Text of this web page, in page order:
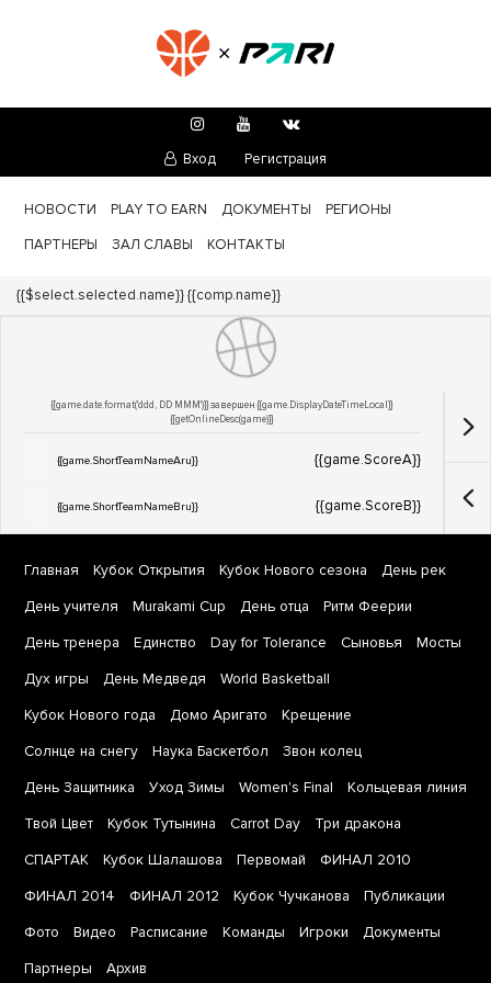
Вход Регистрация
НОВОСТИ PLAY TO EARN ДОКУМЕНТЫ
РЕГИОНЫ
ПАРТНЕРЫ
ЗАЛ СЛАВЫ КОНТАКТЫ
Турнир:
{{$select.selected.name}}{{comp.name}}
{{game.date.format('ddd, DD MMM')}} завершен{{game.DisplayDateTimeLocal}}
{{getOnlineDesc(game)}}
{{game.ShortTeamNameAru}} {{game.ScoreA}}
{{game.ShortTeamNameBru}} {{game.ScoreB}}
Главная Кубок Открытия Кубок Нового сезона
День рек
День учителя
Murakami Cup День отца
Ритм Феерии
День тренера
Единство Day for Tolerance Сыновья
Мосты
Дух игры
День Медведя
World Basketball
Кубок Нового года
Домо Аригато
Крещение
Солнце на снегу
Наука Баскетбол
Звон колец
День Защитника
Уход Зимы Women's Final
Кольцевая линия
Твой Цвет
Кубок Тутынина Carrot Day
Три дракона
СПАРТАК
Кубок Шалашова Первомай
ФИНАЛ 2010
ФИНАЛ 2014
ФИНАЛ 2012 Кубок Чучканова
Публикации
Фото
Видео Расписание Команды Игроки
Документы
Партнеры
Архив